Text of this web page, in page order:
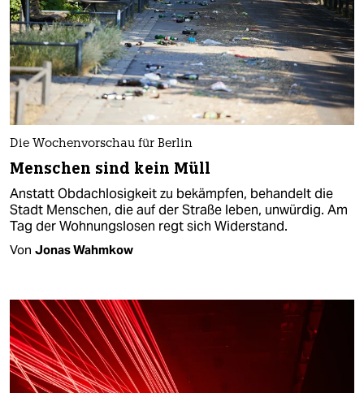
Die Wochenvorschau für Berlin
Menschen sind kein Müll
Anstatt Obdachlosigkeit zu bekämpfen, behandelt die
Stadt Menschen, die auf der Straße leben, unwürdig. Am
Tag der Wohnungslosen regt sich Widerstand.
Von Jonas Wahmkow